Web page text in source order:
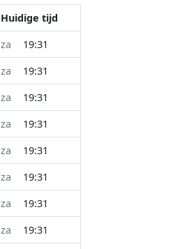
Huidige tijd
za
19:31
za
19:31
za
19:31
za
19:31
za
19:31
za
19:31
za
19:31
za
19:31